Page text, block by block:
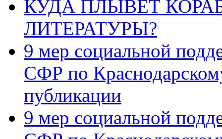
КУДА ПЛЫВЁТ
ЛИТЕРАТУРЫ?
9 мер социальной
СФР по
публикации
9 мер социальной